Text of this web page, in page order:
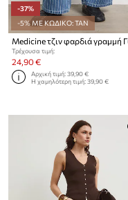
-37%
-5% ΜΕ ΚΩΔΙΚΟ: TAN
Τρέχουσα τιμή:
24,90 €
Αρχική τιμή:39,90 €
Η χαμηλότερη τιμή:39,90 €